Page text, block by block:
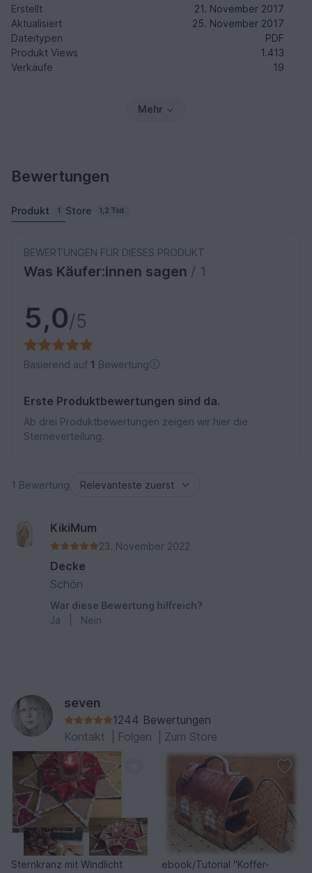
Erstellt
21. November 2017
Aktualisiert
25. November 2017
Dateitypen
PDF
Produkt Views
1.413
Verkäufe
19
Mehr
Bewertungen
Produkt 1 Store 1,2 Tsd.
BEWERTUNGEN FÜR DIESES PRODUKT
Was Käufer:innen sagen / 1
5,0/5
Basierend auf 1 Bewertung
Erste Produktbewertungen sind da.
Ab drei Produktbewertungen zeigen wir hier die
Sterneverteilung.
1 Bewertung
KikiMum
23. November 2022
Decke
Schön
War diese Bewertung hilfreich?
Ja
Nein
seven
1244 Bewertungen
Kontakt
Folgen Zum Store
Sternkranz mit Windlicht
ebook/Tutorial "Koffer-